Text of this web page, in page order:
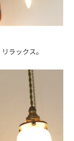
ラックス。